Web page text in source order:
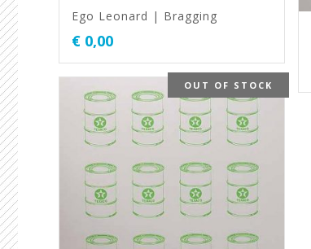
Ego Leonard | Bragging
€ 0,00
OUT OF STOCK